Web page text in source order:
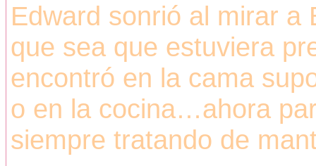
Edward sonrió al mirar a
que sea que estuviera
encontró en la cama
o en la cocina…ahora
siempre tratando de